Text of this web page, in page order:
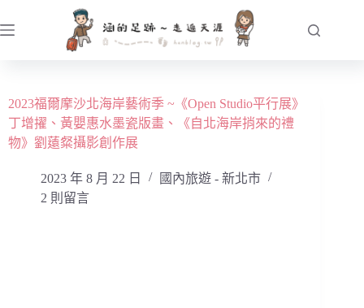
至
容2023福爾摩沙北海岸藝術季 ~《Open Studio平行展》
丁增擢、黃嬰惠水墨瓷版畫、《自北海岸捎來的禮
物》劉薳粲攝影創作展
2023 年 8 月 22 日
國內旅遊 - 新北市
2 則留言